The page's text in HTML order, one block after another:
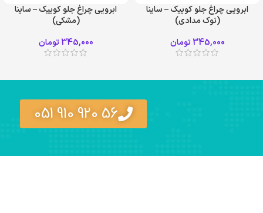
ابرویی چراغ جلو کوییک – ساینا
(نوک مدادی)
345,000 تومان
ابرویی چراغ جلو کوییک – ساینا
(مشکی)
345,000 تومان
56 920 910 051